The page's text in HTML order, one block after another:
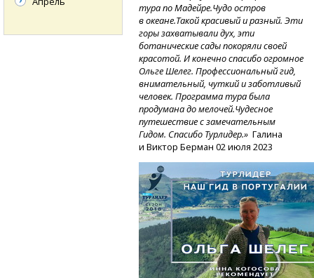
тура по Мадейре.Чудо остров
в океане.Такой красивый и разный. Эти
горы захватывали дух, эти
ботанические сады покоряли своей
красотой. И конечно спасибо огромное
Ольге Шелег. Профессиональный гид,
внимательный, чуткий и заботливый
человек. Программа тура была
продумана до мелочей.Чудесное
путешествие с замечательным
Гидом. Спасибо Турлидер.» Галина
и Виктор Берман 02 июля 2023